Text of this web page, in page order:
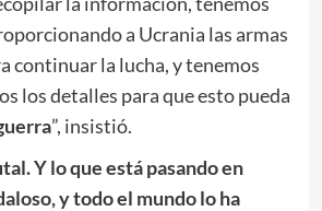
a Ucrania las armas
continuar la lucha, y tenemos
los detalles para que esto pueda
”, insistió.
Y lo que está pasando en
y todo el mundo lo ha